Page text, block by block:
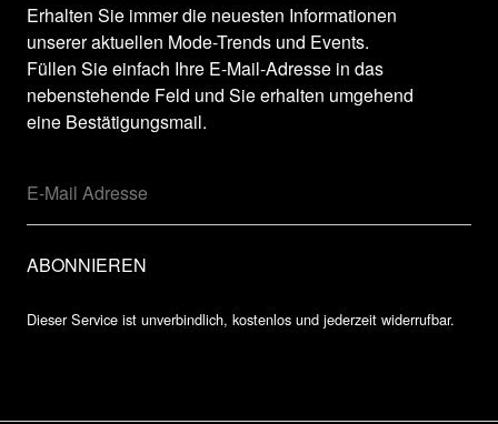
Erhalten Sie immer die neuesten Informationen
unserer aktuellen Mode-Trends und Events.
Füllen Sie einfach Ihre E-Mail-Adresse in das
nebenstehende Feld und Sie erhalten umgehend
eine Bestätigungsmail.
Dieser Service ist unverbindlich, kostenlos und jederzeit widerrufbar.